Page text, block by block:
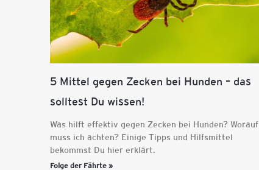
5 Mittel gegen Zecken bei Hunden – das
solltest Du wissen!
Was hilft effektiv gegen Zecken bei Hunden? Worauf
muss ich achten? Einige Tipps und Hilfsmittel
bekommst Du hier erklärt.
Folge der Fährte »